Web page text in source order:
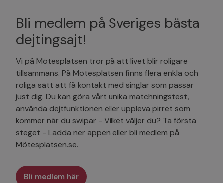
Bli medlem på Sveriges bästa
dejtingsajt!
Vi på Mötesplatsen tror på att livet blir roligare
tillsammans. På Mötesplatsen finns flera enkla och
roliga sätt att få kontakt med singlar som passar
just dig. Du kan göra vårt unika matchningstest,
använda dejtfunktionen eller uppleva pirret som
kommer när du swipar - Vilket väljer du? Ta första
steget - Ladda ner appen eller bli medlem på
Mötesplatsen.se.
Bli medlem här